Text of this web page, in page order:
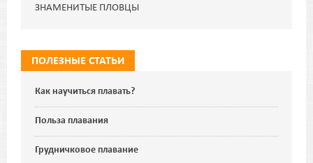
ЗНАМЕНИТЫЕ ПЛОВЦЫ
ПОЛЕЗНЫЕ СТАТЬИ
Как научиться плавать?
Польза плавания
Грудничковое плавание